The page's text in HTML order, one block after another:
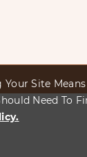
Your Site
Need To